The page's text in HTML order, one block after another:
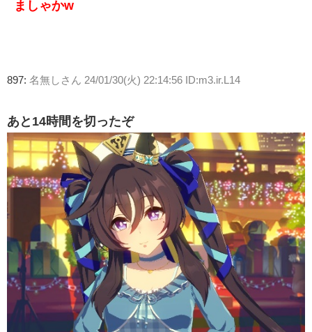
ましゃかw
897: 名無しさん 24/01/30(火) 22:14:56 ID:m3.ir.L14
あと14時間を切ったぞ